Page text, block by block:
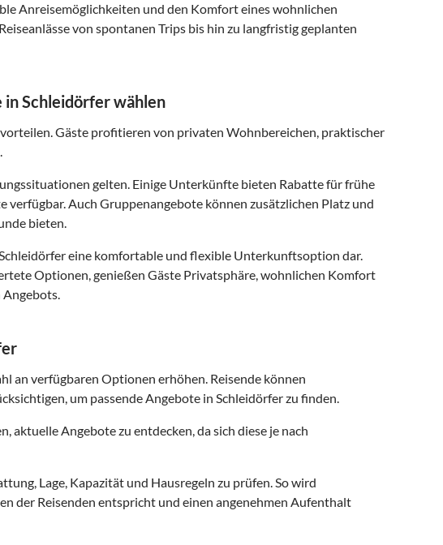
Anreisemöglichkeiten und den Komfort eines wohnlichen
von spontanen Trips bis hin zu langfristig geplanten
Schleidörfer wählen
Gäste profitieren von privaten Wohnbereichen, praktischer
gelten. Einige Unterkünfte bieten Rabatte für frühe
Auch Gruppenangebote können zusätzlichen Platz und
bieten.
eine komfortable und flexible Unterkunftsoption dar.
Optionen, genießen Gäste Privatsphäre, wohnlichen Komfort
Angebots.
an verfügbaren Optionen erhöhen. Reisende können
um passende Angebote in Schleidörfer zu finden.
Angebote zu entdecken, da sich diese je nach
Lage, Kapazität und Hausregeln zu prüfen. So wird
der Reisenden entspricht und einen angenehmen Aufenthalt